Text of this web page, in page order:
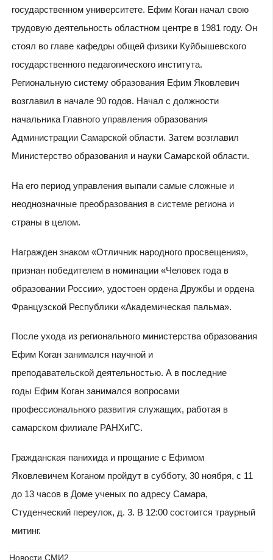
государственном университете. Ефим Коган начал свою
трудовую деятельность областном центре в 1981 году. Он
стоял во главе кафедры общей физики Куйбышевского
государственного педагогического института.
Региональную систему образования Ефим Яковлевич
возглавил в начале 90 годов. Начал с должности
начальника Главного управления образования
Администрации Самарской области. Затем возглавил
Министерство образования и науки Самарской области.
На его период управления выпали самые сложные и
неоднозначные преобразования в системе региона и
страны в целом.
Награжден знаком «Отличник народного просвещения»,
признан победителем в номинации «Человек года в
образовании России», удостоен ордена Дружбы и ордена
Французской Республики «Академическая пальма».
После ухода из регионального министерства образования
Ефим Коган занимался научной и
преподавательской деятельностью. А в последние
годы Ефим Коган занимался вопросами
профессионального развития служащих, работая в
самарском филиале РАНХиГС.
Гражданская панихида и прощание с Ефимом
Яковлевичем Коганом пройдут в субботу, 30 ноября, с 11
до 13 часов в Доме ученых по адресу Самара,
Студенческий переулок, д. 3. В 12:00 состоится траурный
митинг.
Новости СМИ2